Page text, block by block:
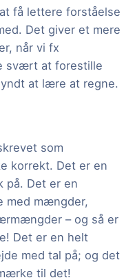
få lettere forståelse
Det giver et mere
når vi fx
svært at forestille
at lære at regne.
som
korrekt. Det er en
på. Det er en
med mængder,
– og så er
Det er en helt
med tal på; og det
til det!